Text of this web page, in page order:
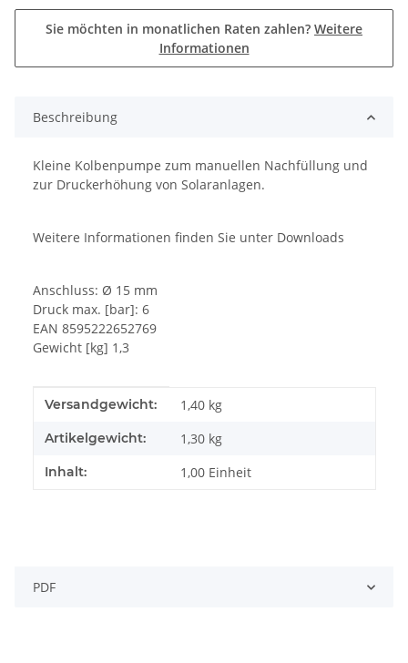
Sie möchten in monatlichen Raten zahlen? Weitere
Informationen
Beschreibung
Kleine Kolbenpumpe zum manuellen Nachfüllung und
zur Druckerhöhung von Solaranlagen.
Weitere Informationen finden Sie unter Downloads
Anschluss: Ø 15 mm
Druck max. [bar]: 6
EAN 8595222652769
Gewicht [kg] 1,3
Produkteigenschaft
Wert
Versandgewicht: 1,40 kg
Artikelgewicht: 1,30 kg
Inhalt: 1,00 Einheit
PDF